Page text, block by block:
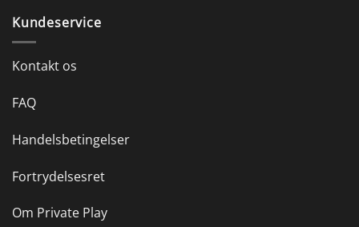
Kundeservice
Kontakt os
FAQ
Handelsbetingelser
Fortrydelsesret
Om Private Play